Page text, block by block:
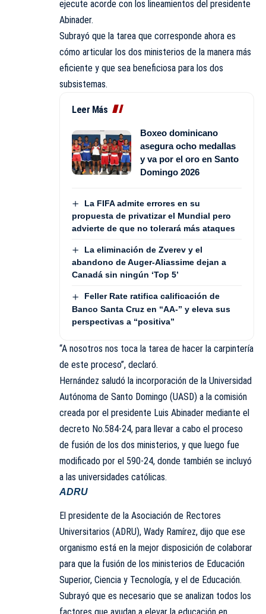
ejecute acorde con los lineamientos del presidente
Abinader.
Subrayó que la tarea que corresponde ahora es
cómo articular los dos ministerios de la manera más
eficiente y que sea beneficiosa para los dos
subsistemas.
Leer Más
Boxeo dominicano
asegura ocho medallas
y va por el oro en Santo
Domingo 2026
La FIFA admite errores en su
propuesta de privatizar el Mundial pero
advierte de que no tolerará más ataques
La eliminación de Zverev y el
abandono de Auger-Aliassime dejan a
Canadá sin ningún ‘Top 5’
Feller Rate ratifica calificación de
Banco Santa Cruz en “AA-” y eleva sus
perspectivas a “positiva”
“A nosotros nos toca la tarea de hacer la carpintería
de este proceso”, declaró.
Hernández saludó la incorporación de la Universidad
Autónoma de Santo Domingo (UASD) a la comisión
creada por el presidente Luis Abinader mediante el
decreto No.584-24, para llevar a cabo el proceso
de fusión de los dos ministerios, y que luego fue
modificado por el 590-24, donde también se incluyó
a las universidades católicas.
ADRU
El presidente de la Asociación de Rectores
Universitarios (ADRU), Wady Ramírez, dijo que ese
organismo está en la mejor disposición de colaborar
para que la fusión de los ministerios de Educación
Superior, Ciencia y Tecnología, y el de Educación.
Subrayó que es necesario que se analizan todos los